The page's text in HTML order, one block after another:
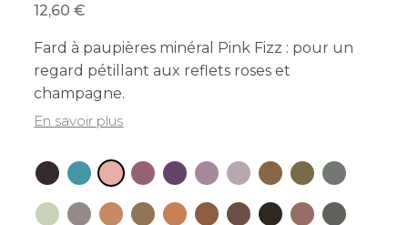
12,60
Fard à paupières minéral Pink Fizz : pour un
regard pétillant aux reflets roses et
champagne.
En savoir plus